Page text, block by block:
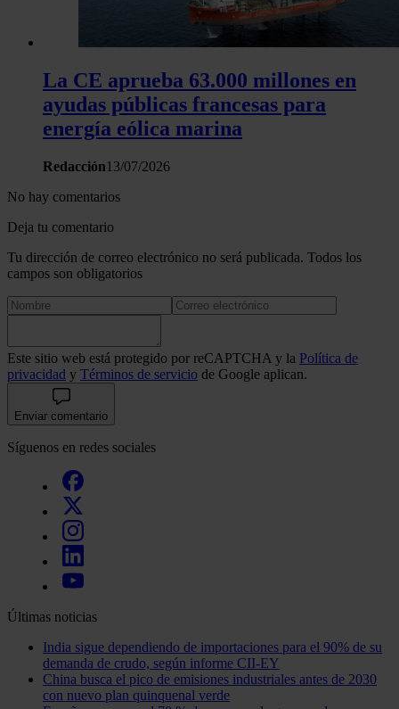
La CE aprueba 63.000 millones en
ayudas públicas francesas para
energía eólica marina
Redacción13/07/2026
No hay comentarios
Deja tu comentario
Tu dirección de correo electrónico no será publicada. Todos los
campos son obligatorios
Este sitio web está protegido por reCAPTCHA y la Política de
privacidad y Términos de servicio de Google aplican.
Enviar comentario
Síguenos en redes sociales
Últimas noticias
India sigue dependiendo de importaciones para el 90% de su
demanda de crudo, según informe CII-EY
China busca el pico de emisiones industriales antes de 2030
con nuevo plan quinquenal verde